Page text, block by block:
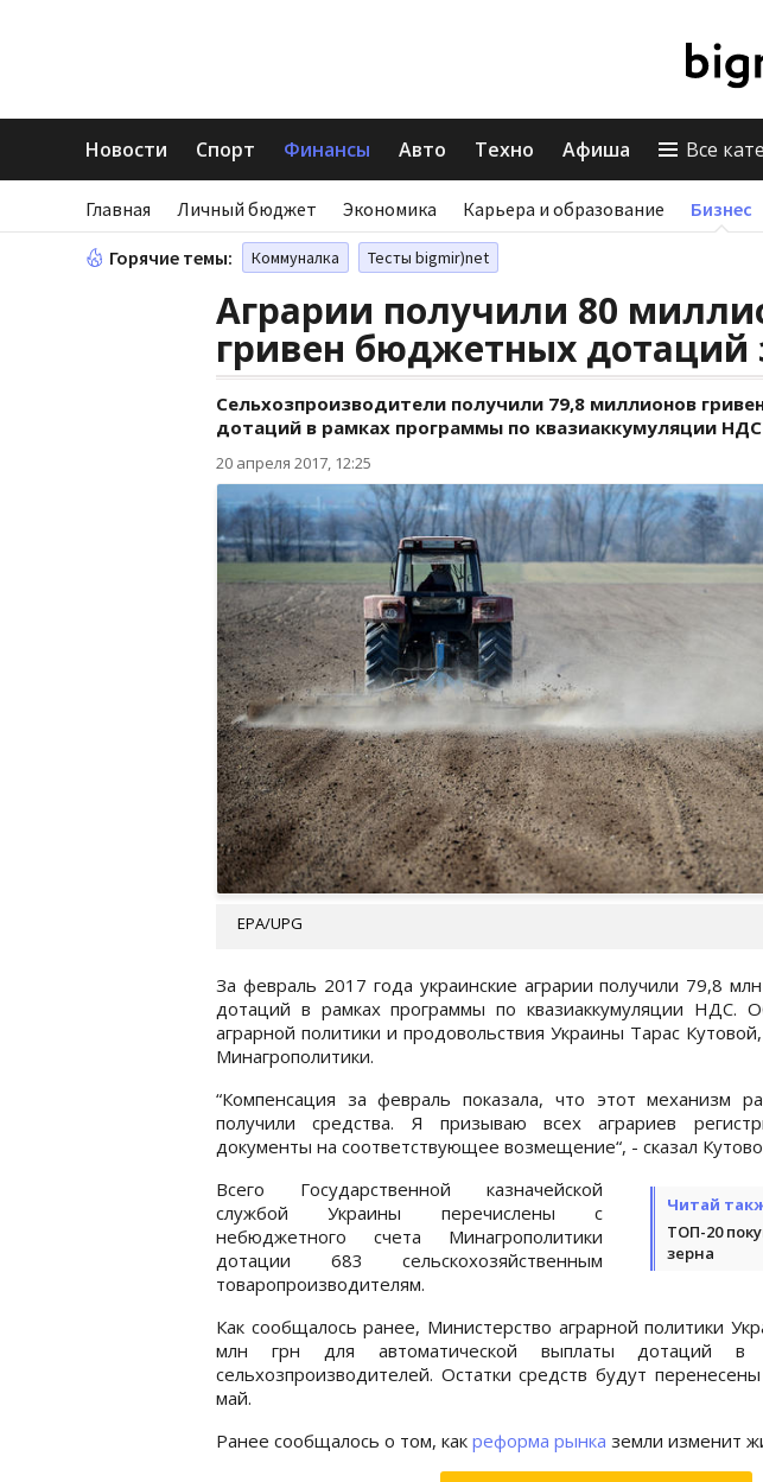
Новости Спорт Финансы Авто Техно Афиша Все
Главная Личный бюджет Экономика Карьера и образование Бизнес
Горячие темы: Коммуналка Тесты bigmir)net
Аграрии получили 80
гривен бюджетных дотаций
Сельхозпроизводители получили 79,8 миллионов
дотаций в рамках программы по квазиаккумуляции
20 апреля 2017, 12:25
EPA/UPG
За февраль 2017 года украинские аграрии получили 79,8
дотаций в рамках программы по квазиаккумуляции НДС.
аграрной политики и продовольствия Украины Тарас
Минагрополитики.
“Компенсация за февраль показала, что этот механизм
получили средства. Я призываю всех аграриев
документы на соответствующее возмещение“, - сказал
Читай
ТОП-20
зерна
Всего Государственной казначейской
службой Украины перечислены с
небюджетного счета Минагрополитики
дотации 683 сельскохозяйственным
товаропроизводителям.
Как сообщалось ранее, Министерство аграрной политики
млн грн для автоматической выплаты дотаций в
сельхозпроизводителей. Остатки средств будут
май.
Ранее сообщалось о том, как реформа рынка земли изменит